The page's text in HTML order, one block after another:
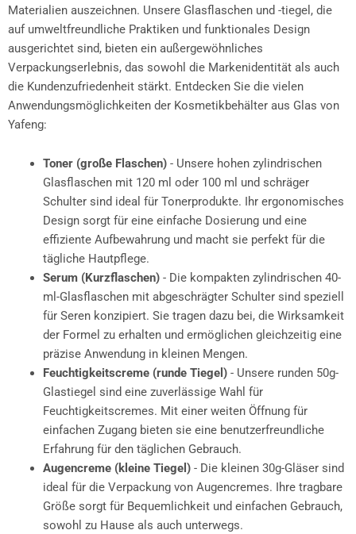
Materialien auszeichnen. Unsere Glasflaschen und -tiegel, die
auf umweltfreundliche Praktiken und funktionales Design
ausgerichtet sind, bieten ein außergewöhnliches
Verpackungserlebnis, das sowohl die Markenidentität als auch
die Kundenzufriedenheit stärkt. Entdecken Sie die vielen
Anwendungsmöglichkeiten der Kosmetikbehälter aus Glas von
Yafeng:
Toner (große Flaschen)- Unsere hohen zylindrischen
Glasflaschen mit 120 ml oder 100 ml und schräger
Schulter sind ideal für Tonerprodukte. Ihr ergonomisches
Design sorgt für eine einfache Dosierung und eine
effiziente Aufbewahrung und macht sie perfekt für die
tägliche Hautpflege.
Serum (Kurzflaschen)- Die kompakten zylindrischen 40-
ml-Glasflaschen mit abgeschrägter Schulter sind speziell
für Seren konzipiert. Sie tragen dazu bei, die Wirksamkeit
der Formel zu erhalten und ermöglichen gleichzeitig eine
präzise Anwendung in kleinen Mengen.
Feuchtigkeitscreme (runde Tiegel)- Unsere runden 50g-
Glastiegel sind eine zuverlässige Wahl für
Feuchtigkeitscremes. Mit einer weiten Öffnung für
einfachen Zugang bieten sie eine benutzerfreundliche
Erfahrung für den täglichen Gebrauch.
Augencreme (kleine Tiegel)- Die kleinen 30g-Gläser sind
ideal für die Verpackung von Augencremes. Ihre tragbare
Größe sorgt für Bequemlichkeit und einfachen Gebrauch,
sowohl zu Hause als auch unterwegs.